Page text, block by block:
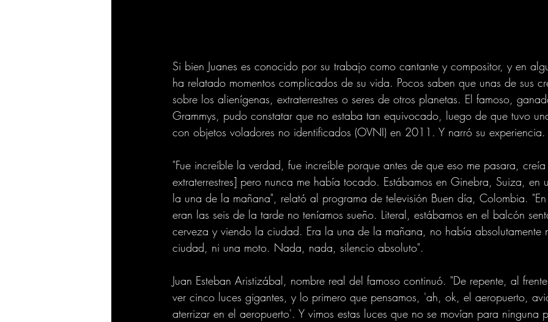
Si bien Juanes es conocido por su trabajo como cantante y compositor, y en
ha relatado momentos complicados de su vida. Pocos saben que unas de sus
sobre los alienígenas, extraterrestres o seres de otros planetas. El famoso,
Grammys, pudo constatar que no estaba tan equivocado, luego de que tuvo
con objetos voladores no identificados (OVNI) en 2011. Y narró su experiencia.
"Fue increíble la verdad, fue increíble porque antes de que eso me pasara,
extraterrestres] pero nunca me había tocado. Estábamos en Ginebra, Suiza, en
la una de la mañana", relató al programa de televisión Buen día, Colombia. "En
eran las seis de la tarde no teníamos sueño. Literal, estábamos en el balcón
cerveza y viendo la ciudad. Era la una de la mañana, no había absolutamente
ciudad, ni una moto. Nada, nada, silencio absoluto".
Juan Esteban Aristizábal, nombre real del famoso continuó. "De repente, al
ver cinco luces gigantes, y lo primero que pensamos, 'ah, ok, el aeropuerto,
aterrizar en el aeropuerto'. Y vimos estas luces que no se movían para ninguna